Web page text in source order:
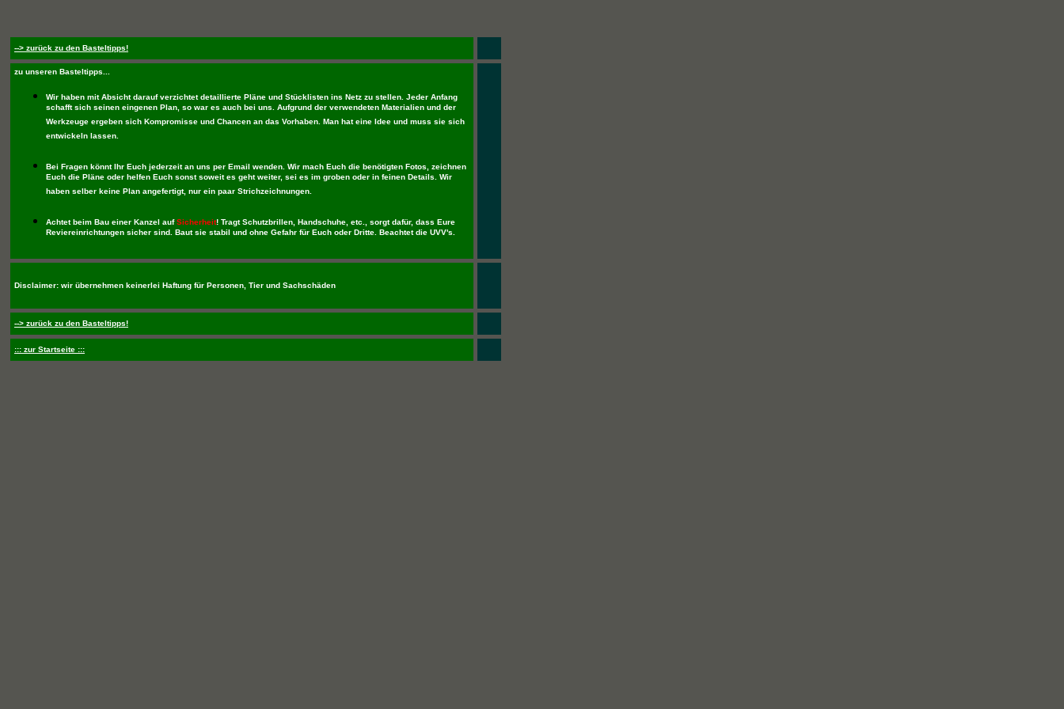
--> zurück zu den Basteltipps!
zu unseren Basteltipps...
Wir haben mit Absicht darauf verzichtet detaillierte Pläne und Stücklisten ins Netz zu stellen. Jeder Anfang
schafft sich seinen eingenen Plan, so war es auch bei uns. Aufgrund der verwendeten Materialien und der
Werkzeuge ergeben sich Kompromisse und Chancen an das Vorhaben. Man hat eine Idee und muss sie sich
entwickeln lassen.
Bei Fragen könnt Ihr Euch jederzeit an uns per Email wenden. Wir mach Euch die benötigten Fotos, zeichnen
Euch die Pläne oder helfen Euch sonst soweit es geht weiter, sei es im groben oder in feinen Details. Wir
haben selber keine Plan angefertigt, nur ein paar Strichzeichnungen.
Achtet beim Bau einer Kanzel aufSicherheit! Tragt Schutzbrillen, Handschuhe, etc., sorgt dafür, dass Eure
Reviereinrichtungen sicher sind. Baut sie stabil und ohne Gefahr für Euch oder Dritte. Beachtet die UVV's.
Disclaimer: wir übernehmen keinerlei Haftung für Personen, Tier und Sachschäden
--> zurück zu den Basteltipps!
::: zur Startseite :::